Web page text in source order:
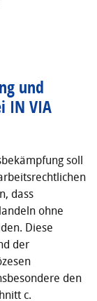
und
IN VIA
soll
dass
ohne
Diese
der
den
c.